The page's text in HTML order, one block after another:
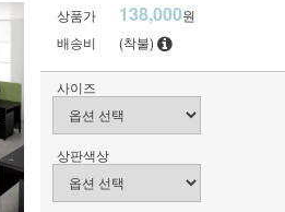
상품가 138,000원
배송비
(착불)
사이즈
상판색상